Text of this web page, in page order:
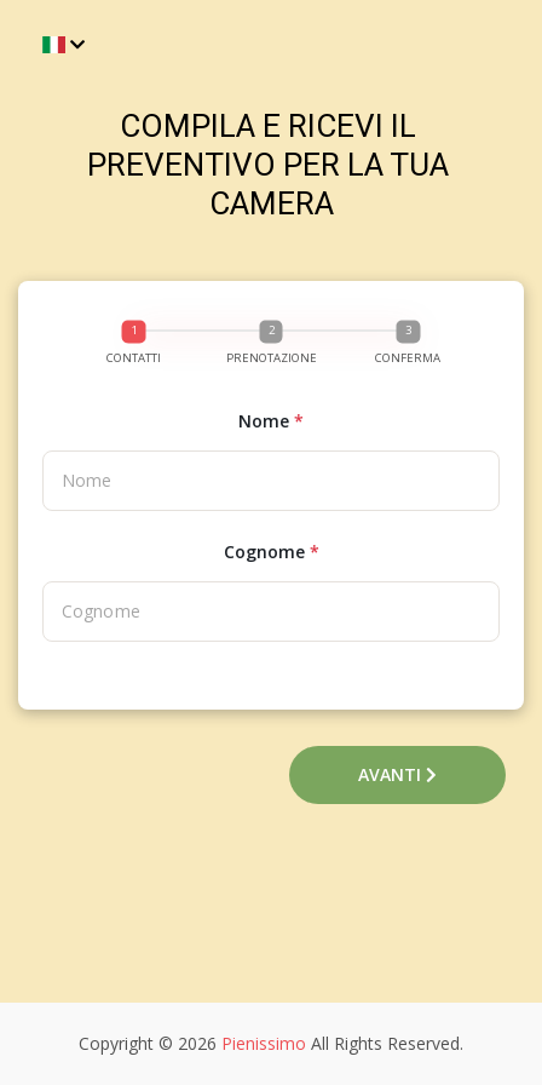
COMPILA E RICEVI IL
PREVENTIVO PER LA TUA
CAMERA
CONTATTI PRENOTAZIONE CONFERMA
Nome *
Cognome *
AVANTI
Copyright © 2026 Pienissimo All Rights Reserved.